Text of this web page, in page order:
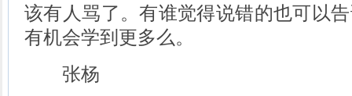
该有人骂了。有谁觉得说错的也可以
有机会学到更多么。
张杨